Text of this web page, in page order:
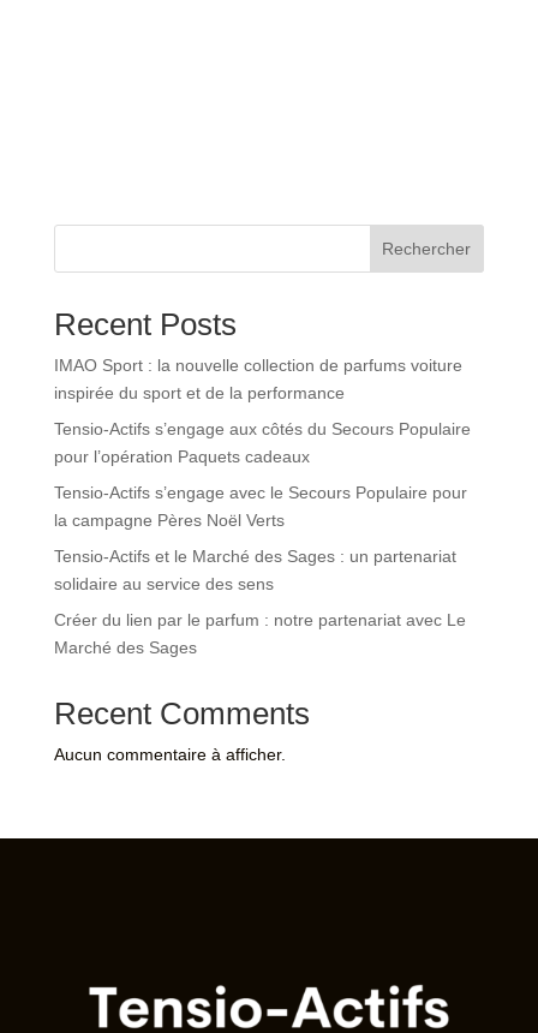
Rechercher
Recent Posts
IMAO Sport : la nouvelle collection de parfums voiture
inspirée du sport et de la performance
Tensio-Actifs s’engage aux côtés du Secours Populaire
pour l’opération Paquets cadeaux
Tensio-Actifs s’engage avec le Secours Populaire pour
la campagne Pères Noël Verts
Tensio-Actifs et le Marché des Sages : un partenariat
solidaire au service des sens
Créer du lien par le parfum : notre partenariat avec Le
Marché des Sages
Recent Comments
Aucun commentaire à afficher.